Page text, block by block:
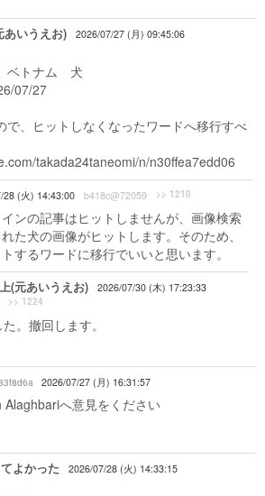
あいうえお)
2026/07/27 (月) 09:45:06
ベトナム 犬
07/27
で、ヒットしなくなったワードへ移行すべ
takada24taneomi/n/n30ffea7edd06
28 (火) 14:43:00 b418c@72059 >> 1210
ンの記事はヒットしませんが、画像検索
た犬の画像がヒットします。そのため、
するワードに移行でいいと思います。
(元あいうえお)
2026/07/30 (木) 17:23:33
>> 1224
。撤回します。
2026/07/27 (月) 16:31:57
Alaghbariへ意見をください
よかった
2026/07/28 (火) 14:33:15